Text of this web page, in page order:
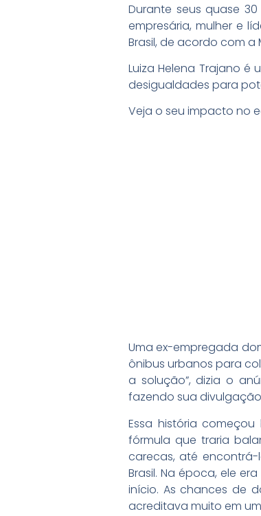
Durante seus quase
empresária, mulher e
Brasil, de acordo com a
Luiza Helena Trajano é
desigualdades para
Veja o seu impacto no
Uma ex-empregada
ônibus urbanos para
a solução”, dizia o
fazendo sua
Essa história
fórmula que traria
carecas, até encontrá-
Brasil. Na época, ele
início. As chances de
acreditava muito em